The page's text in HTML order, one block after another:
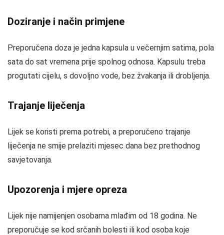
Doziranje i način primjene
Preporučena doza je jedna kapsula u večernjim satima, pola
sata do sat vremena prije spolnog odnosa. Kapsulu treba
progutati cijelu, s dovoljno vode, bez žvakanja ili drobljenja.
Trajanje liječenja
Lijek se koristi prema potrebi, a preporučeno trajanje
liječenja ne smije prelaziti mjesec dana bez prethodnog
savjetovanja.
Upozorenja i mjere opreza
Lijek nije namijenjen osobama mlađim od 18 godina. Ne
preporučuje se kod srčanih bolesti ili kod osoba koje